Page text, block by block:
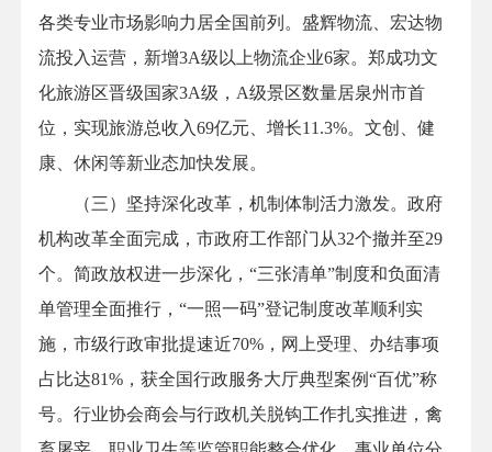
各类专业市场影响力居全国前列。盛辉物流、宏达物
流投入运营，新增3A级以上物流企业6家。郑成功文
化旅游区晋级国家3A级，A级景区数量居泉州市首
位，实现旅游总收入69亿元、增长11.3%。文创、健
康、休闲等新业态加快发展。
（三）坚持深化改革，机制体制活力激发。政府
机构改革全面完成，市政府工作部门从32个撤并至29
个。简政放权进一步深化，“三张清单”制度和负面清
单管理全面推行，“一照一码”登记制度改革顺利实
施，市级行政审批提速近70%，网上受理、办结事项
占比达81%，获全国行政服务大厅典型案例“百优”称
号。行业协会商会与行政机关脱钩工作扎实推进，禽